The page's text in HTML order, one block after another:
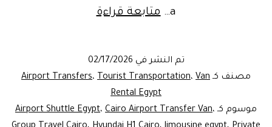
a…
متابعة قراءةCairo
Transfer
Van
Hyundai
تم النشر في 02/17/2026
مصنف كـ
Airport Transfers، Tourist Transportation، Van
Rental Egypt
موسوم كـ
Airport Shuttle Egypt، Cairo Airport Transfer Van،